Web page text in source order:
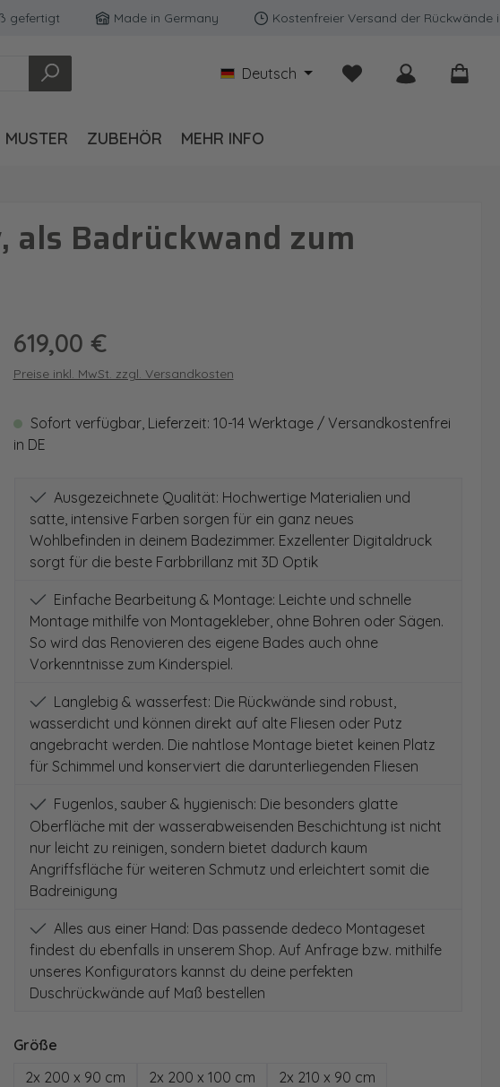
Made in Germany Kostenfreier Versand der Rückwände in
Deutsch Du hast 0 Produkte
MUSTER ZUBEHÖR MEHR INFO
als Badrückwand zum
Regulärer Preis:
619,00 €
Preise inkl. MwSt. zzgl. Versandkosten
Sofort verfügbar, Lieferzeit: 10-14 Werktage / Versandkostenfrei
in DE
Ausgezeichnete Qualität: Hochwertige Materialien und
satte, intensive Farben sorgen für ein ganz neues
Wohlbefinden in deinem Badezimmer. Exzellenter Digitaldruck
sorgt für die beste Farbbrillanz mit 3D Optik
Einfache Bearbeitung & Montage: Leichte und schnelle
Montage mithilfe von Montagekleber, ohne Bohren oder Sägen.
So wird das Renovieren des eigene Bades auch ohne
Vorkenntnisse zum Kinderspiel.
Langlebig & wasserfest: Die Rückwände sind robust,
wasserdicht und können direkt auf alte Fliesen oder Putz
angebracht werden. Die nahtlose Montage bietet keinen Platz
für Schimmel und konserviert die darunterliegenden Fliesen
Fugenlos, sauber & hygienisch: Die besonders glatte
Oberfläche mit der wasserabweisenden Beschichtung ist nicht
nur leicht zu reinigen, sondern bietet dadurch kaum
Angriffsfläche für weiteren Schmutz und erleichtert somit die
Badreinigung
Alles aus einer Hand: Das passende dedeco Montageset
findest du ebenfalls in unserem Shop. Auf Anfrage bzw. mithilfe
unseres Konfigurators kannst du deine perfekten
Duschrückwände auf Maß bestellen
Größeauswählen
2x 200 x 90 cm
2x 200 x 100 cm
2x 210 x 90 cm